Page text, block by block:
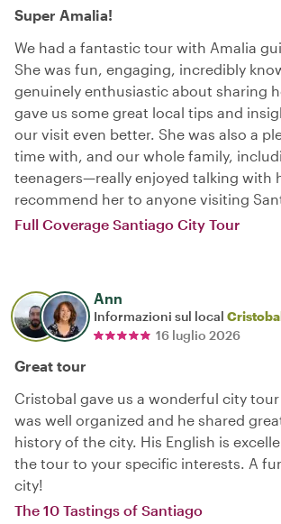
Super Amalia!
We had a fantastic tour with Amalia
She was fun, engaging, incredibly
genuinely enthusiastic about sharing
gave us some great local tips and
our visit even better. She was also a
time with, and our whole family,
teenagers—really enjoyed talking with
recommend her to anyone visiting
Full Coverage Santiago City Tour
Ann
Informazioni sul local
16 luglio 2026
Great tour
Cristobal gave us a wonderful city
was well organized and he shared
history of the city. His English is
the tour to your specific interests. A
city!
The 10 Tastings of Santiago